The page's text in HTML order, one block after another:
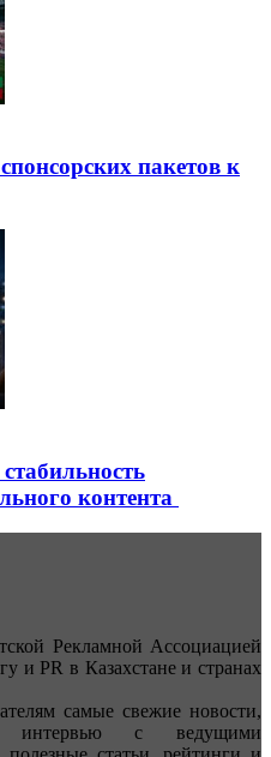
пакетов к
контента
Рекламной Ассоциацией
и PR в Казахстане и странах
самые свежие новости,
интервью с ведущими